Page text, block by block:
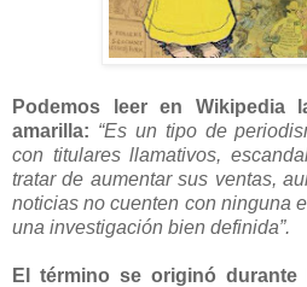
Podemos leer en Wikipedia
amarilla: “Es un tipo de
con titulares llamativos,
tratar de aumentar sus ventas,
noticias no cuenten con ninguna
una investigación bien definida”.
El término se originó durante